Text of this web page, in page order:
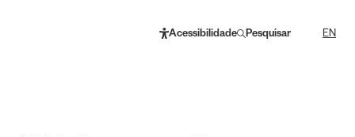
Acessibilidade Pesquisar EN